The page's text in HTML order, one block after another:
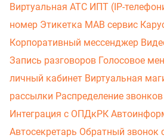
Виртуальная АТС ИПТ (IP-
номер Этикетка МАВ сервис
Корпоративный мессенджер
Запись разговоров Голосовое
личный кабинет Виртуальная
рассылки Распределение звонков
Интеграция с ОПДкРК
Автосекретарь Обратный звонок